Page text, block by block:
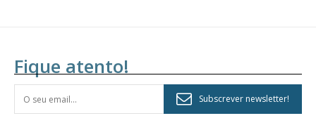
Fique atento!
Subscrever newsletter!